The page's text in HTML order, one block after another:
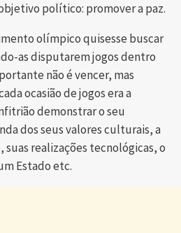
político: promover a paz.
olímpico quisesse buscar
as disputarem jogos dentro
não é vencer, mas
ocasião de jogos era a
demonstrar o seu
dos seus valores culturais, a
suas realizações tecnológicas, o
Estado etc.